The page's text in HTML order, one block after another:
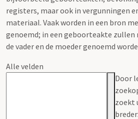
registers, maar ook in vergunningen
materiaal. Vaak worden in een bron
genoemd; in een geboorteakte zullen
de vader en de moeder genoemd
Alle velden
Door
zoekt
breder: